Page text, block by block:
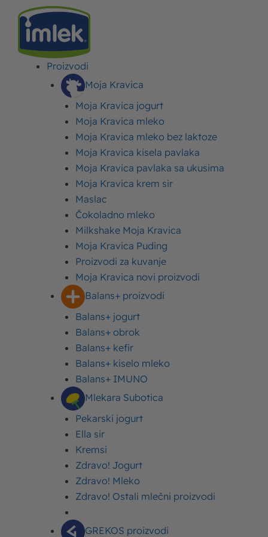
Proizvodi
Moja Kravica
Moja Kravica jogurt
Moja Kravica mleko
Moja Kravica mleko bez laktoze
Moja Kravica kisela pavlaka
Moja Kravica pavlaka sa ukusima
Moja Kravica krem sir
Maslac
Čokoladno mleko
Milkshake Moja Kravica
Moja Kravica Puding
Proizvodi za kuvanje
Moja Kravica novi proizvodi
Balans+ proizvodi
Balans+ jogurt
Balans+ obrok
Balans+ kefir
Balans+ kiselo mleko
Balans+ IMUNO
Mlekara Subotica
Pekarski jogurt
Ella sir
Kremsi
Zdravo! Jogurt
Zdravo! Mleko
Zdravo! Ostali mlečni proizvodi
GREKOS proizvodi
STRANA 8
Blogovi iz Imlek kuhinjice sačinjeni su od informativnih
članaka, korisnih recepata i zabavnih sadržaja! Od recepata za
svaki dan, preko saveta i ideja za svečane prilike, pa sve do
zdravstvenih i prehrambenih članaka – ovde vas čeka
nepresušno štivo za informisanje i razonodu. Pratite našu
blog sekciju redovno i ostanite u toku!
Istaknuti tekstovi
Visceralne masti – šta su, zašto su opasne i
kako ih smanjiti
Torta za Uskrs – recepti za